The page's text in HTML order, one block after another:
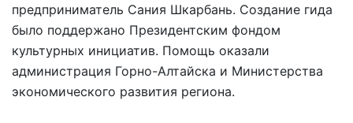
предприниматель Сания Шкарбань. Создание гида
было поддержано Президентским фондом
культурных инициатив. Помощь оказали
администрация Горно-Алтайска и Министерства
экономического развития региона.